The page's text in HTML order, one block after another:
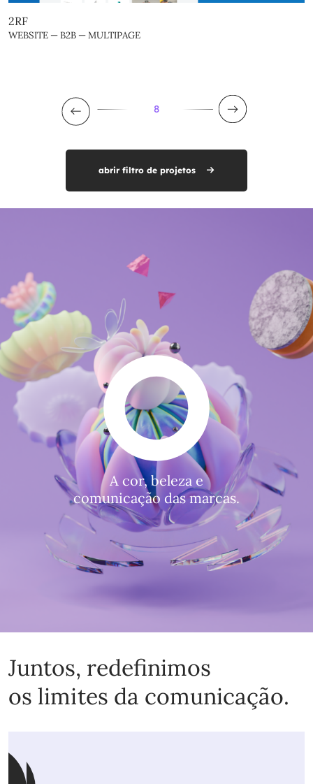
2RF
WEBSITE — B2B — MULTIPAGE
8
abrir filtro de projetos
A cor, beleza e
comunicação das marcas.
Juntos, redefinimos
os limites da comunicação.